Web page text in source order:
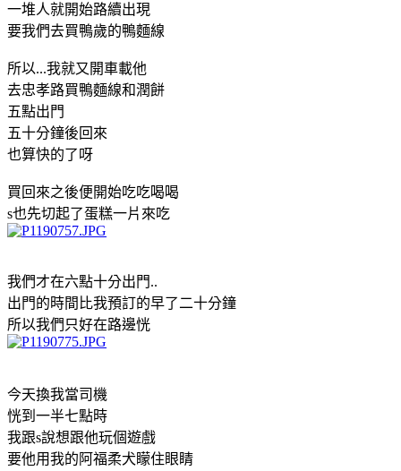
一堆人就開始路續出現
要我們去買鴨歲的鴨麵線
所以...我就又開車載他
去忠孝路買鴨麵線和潤餅
五點出門
五十分鐘後回來
也算快的了呀
買回來之後便開始吃吃喝喝
s也先切起了蛋糕一片來吃
我們才在六點十分出門..
出門的時間比我預訂的早了二十分鐘
所以我們只好在路邊恍
今天換我當司機
恍到一半七點時
我跟s說想跟他玩個遊戲
要他用我的阿福柔犬矇住眼睛